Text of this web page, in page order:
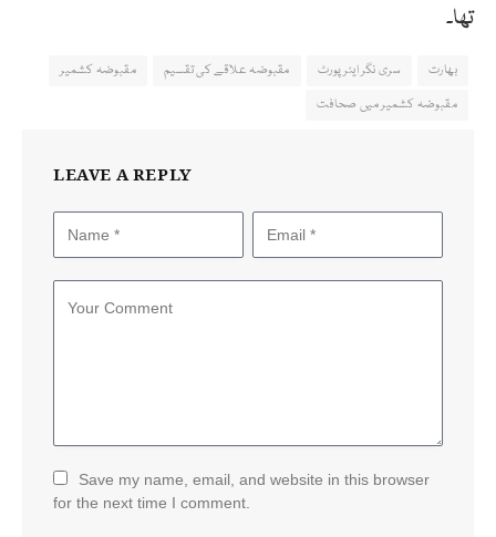
تھا۔
بھارت سری نگر ایئرپورٹ مقبوضہ علاقے کی تقسیم
مقبوضہ کشمیر
مقبوضہ کشمیر میں صحافت
LEAVE A REPLY
Save my name, email, and website in this browser
for the next time I comment.